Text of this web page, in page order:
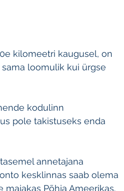
kilomeetri kaugusel, on
loomulik kui ürgse
kodulinn
pole takistuseks enda
annetajana
kesklinnas saab olema
Põhja Ameerikas.